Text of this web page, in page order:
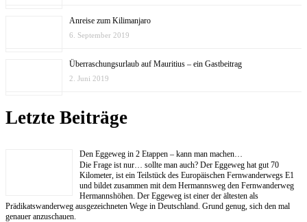
Anreise zum Kilimanjaro
6. September 2019
Überraschungsurlaub auf Mauritius – ein Gastbeitrag
2. Juni 2019
Letzte Beiträge
Den Eggeweg in 2 Etappen – kann man machen…
Die Frage ist nur… sollte man auch? Der Eggeweg hat gut 70
Kilometer, ist ein Teilstück des Europäischen Fernwanderwegs E1
und bildet zusammen mit dem Hermannsweg den Fernwanderweg
Hermannshöhen. Der Eggeweg ist einer der ältesten als
Prädikatswanderweg ausgezeichneten Wege in Deutschland. Grund genug, sich den mal
genauer anzuschauen.